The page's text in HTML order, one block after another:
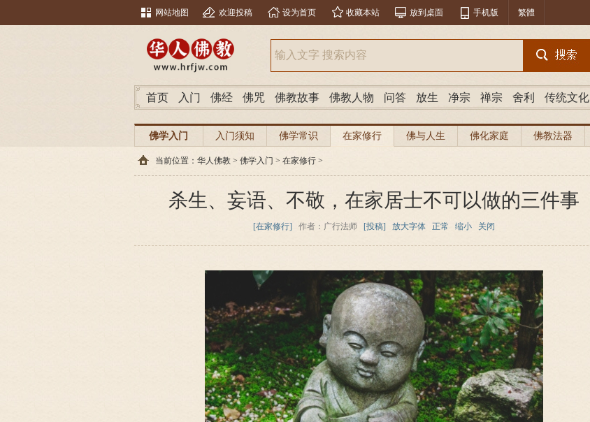
网站地图 欢迎投稿 设为首页 收藏本站 放到桌面 手机版 繁體
首页 入门 佛经 佛咒 佛教故事 佛教人物 问答 放生 净宗 禅宗 舍利 传统文化
佛学入门 入门须知 佛学常识 在家修行 佛与人生 佛化家庭 佛教法器
当前位置： 华人佛教 > 佛学入门 > 在家修行 >
杀生、妄语、不敬，在家居士不可以做的三件事
[在家修行] 作者：广行法师 [投稿] 放大字体 正常 缩小 关闭